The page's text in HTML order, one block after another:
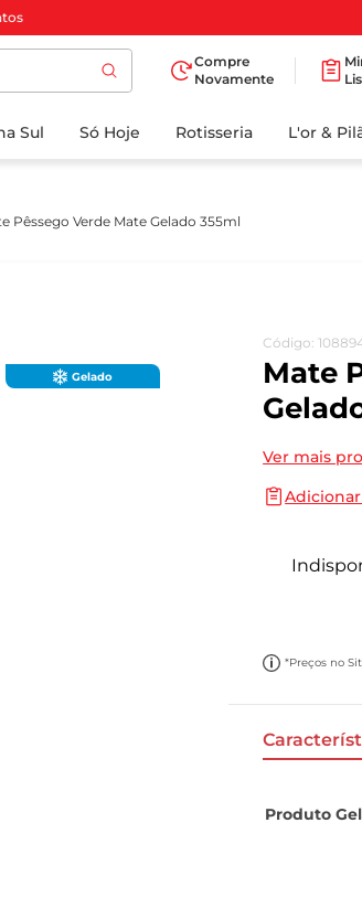
Compre
Novamente
Sul Só Hoje Rotisseria L'or &
Pêssego Verde Mate Gelado 355ml
Gelado
Código:
Mate
Ver mais
*Preços no
Produto
BUSCADOS
6